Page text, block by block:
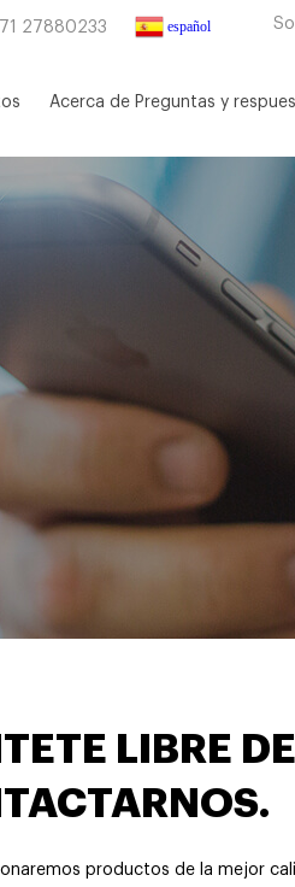
27880233 español
Acerca de Preguntas y
LIBRE DE
productos de la mejor